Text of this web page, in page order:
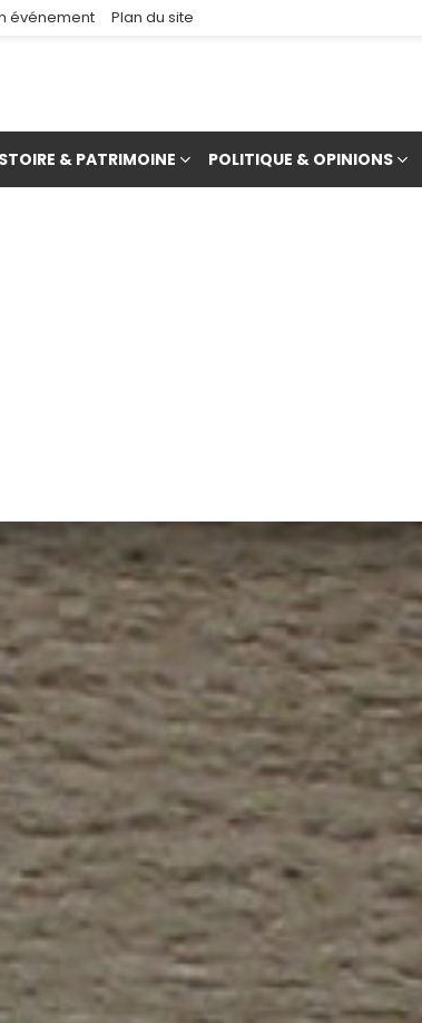
événement Plan du site
& PATRIMOINE POLITIQUE & OPINIONS